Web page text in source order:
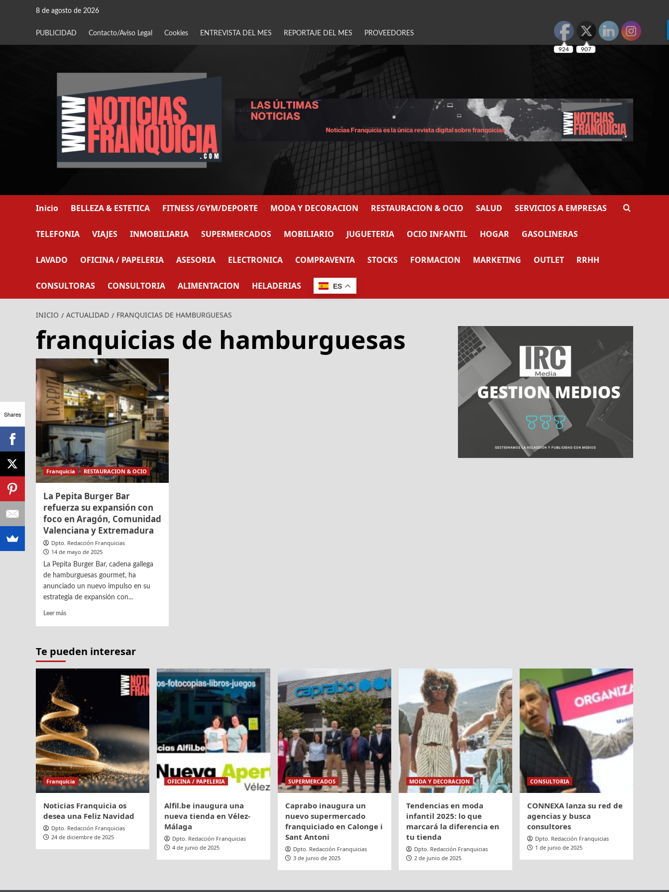
8 de agosto de 2026
PUBLICIDAD Contacto/Aviso Legal Cookies ENTREVISTA DEL MES REPORTAJE DEL MES PROVEEDORES
Inicio BELLEZA & ESTETICA FITNESS /GYM/DEPORTE MODA Y DECORACION RESTAURACION & OCIO SALUD SERVICIOS A EMPRESAS
TELEFONIA VIAJES INMOBILIARIA SUPERMERCADOS MOBILIARIO JUGUETERIA OCIO INFANTIL HOGAR GASOLINERAS
LAVADO OFICINA / PAPELERIA ASESORIA ELECTRONICA COMPRAVENTA STOCKS FORMACION MARKETING OUTLET RRHH
CONSULTORAS CONSULTORIA ALIMENTACION HELADERIAS ES
INICIO ACTUALIDAD FRANQUICIAS DE HAMBURGUESAS
franquicias de hamburguesas
Franquicia RESTAURACION & OCIO
La Pepita Burger Bar
refuerza su expansión con
foco en Aragón, Comunidad
Valenciana y Extremadura
Dpto. Redacción Franquicias
14 de mayo de 2025
La Pepita Burger Bar, cadena gallega
de hamburguesas gourmet, ha
anunciado un nuevo impulso en su
estrategia de expansión con...
Leer másLeer
Pepita
Bar
refuerza
expansión
con
foco
en
Aragón,
Comunidad
Valenciana
y
Extremadura
Te pueden interesar
Franquicia
Noticias Franquicia os
desea una Feliz Navidad
Dpto. Redacción Franquicias
24 de diciembre de 2025
OFICINA / PAPELERIA
Alfil.be inaugura una
nueva tienda en Vélez-
Málaga
Dpto. Redacción Franquicias
4 de junio de 2025
SUPERMERCADOS
Caprabo inaugura un
nuevo supermercado
franquiciado en Calonge i
Sant Antoni
Dpto. Redacción Franquicias
3 de junio de 2025
MODA Y DECORACION
Tendencias en moda
infantil 2025: lo que
marcará la diferencia en
tu tienda
Dpto. Redacción Franquicias
2 de junio de 2025
CONSULTORIA
CONNEXA lanza su red de
agencias y busca
consultores
Dpto. Redacción Franquicias
1 de junio de 2025
924 907
Shares